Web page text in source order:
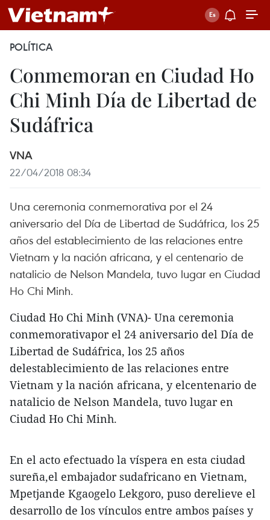
POLÍTICA
Conmemoran en Ciudad Ho
Chi Minh Día de Libertad de
Sudáfrica
VNA
22/04/2018 08:34
Una ceremonia conmemorativa por el 24
aniversario del Día de Libertad de Sudáfrica, los 25
años del establecimiento de las relaciones entre
Vietnam y la nación africana, y el centenario de
natalicio de Nelson Mandela, tuvo lugar en Ciudad
Ho Chi Minh.
Ciudad Ho Chi Minh (VNA)- Una ceremonia
conmemorativapor el 24 aniversario del Día de
Libertad de Sudáfrica, los 25 años
delestablecimiento de las relaciones entre
Vietnam y la nación africana, y elcentenario de
natalicio de Nelson Mandela, tuvo lugar en
Ciudad Ho Chi Minh.
En el acto efectuado la víspera en esta ciudad
sureña,el embajador sudafricano en Vietnam,
Mpetjande Kgaogelo Lekgoro, puso derelieve el
desarrollo de los vínculos entre ambos países y